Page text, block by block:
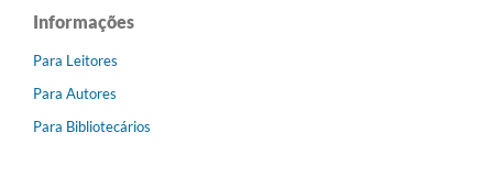
Informações
Para Leitores
Para Autores
Para Bibliotecários